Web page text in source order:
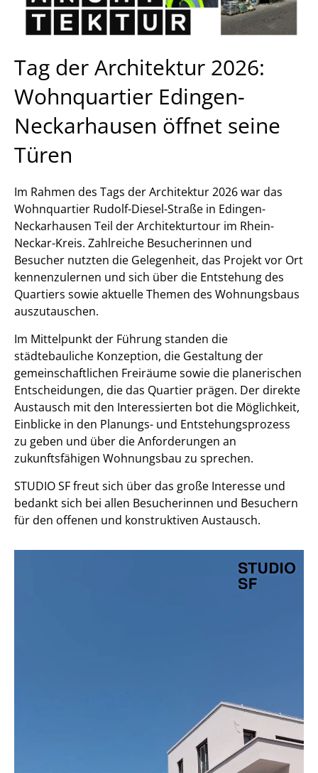
Tag der Architektur 2026:
Wohnquartier Edingen-
Neckarhausen öffnet seine
Türen
Im Rahmen des Tags der Architektur 2026 war das
Wohnquartier Rudolf-Diesel-Straße in Edingen-
Neckarhausen Teil der Architekturtour im Rhein-
Neckar-Kreis. Zahlreiche Besucherinnen und
Besucher nutzten die Gelegenheit, das Projekt vor Ort
kennenzulernen und sich über die Entstehung des
Quartiers sowie aktuelle Themen des Wohnungsbaus
auszutauschen.
Im Mittelpunkt der Führung standen die
städtebauliche Konzeption, die Gestaltung der
gemeinschaftlichen Freiräume sowie die planerischen
Entscheidungen, die das Quartier prägen. Der direkte
Austausch mit den Interessierten bot die Möglichkeit,
Einblicke in den Planungs- und Entstehungsprozess
zu geben und über die Anforderungen an
zukunftsfähigen Wohnungsbau zu sprechen.
STUDIO SF freut sich über das große Interesse und
bedankt sich bei allen Besucherinnen und Besuchern
für den offenen und konstruktiven Austausch.